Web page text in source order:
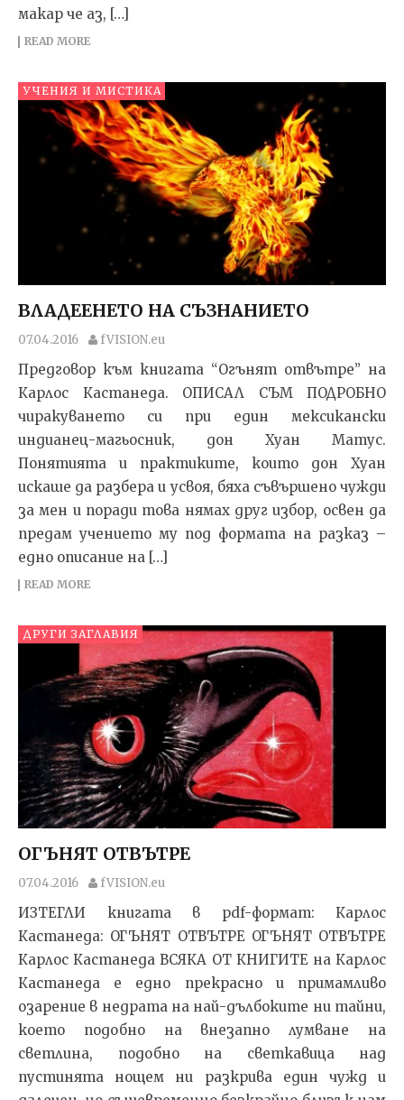
макар че аз, […]
READ MORE
УЧЕНИЯ И МИСТИКА
ВЛАДЕЕНЕТО НА СЪЗНАНИЕТО
07.04.2016 fVISION.eu
Предговор към книгата “Огънят отвътре” на
Карлос Кастанеда. ОПИСАЛ СЪМ ПОДРОБНО
чиракуването си при един мексикански
индианец-магьосник, дон Хуан Матус.
Понятията и практиките, които дон Хуан
искаше да разбера и усвоя, бяха съвършено чужди
за мен и пора­ди това нямах друг избор, освен да
предам учението му под формата на разказ –
едно описание на […]
READ MORE
ДРУГИ ЗАГЛАВИЯ
ОГЪНЯТ ОТВЪТРЕ
07.04.2016 fVISION.eu
ИЗТЕГЛИ книгата в pdf-формат: Карлос
Кастанеда: ОГЪНЯТ ОТВЪТРЕ ОГЪНЯТ ОТВЪТРЕ
Карлос Кастанеда ВСЯКА ОТ КНИГИТЕ на Карлос
Кастанеда е едно прекрасно и примамливо
озарение в недрата на най-дълбоките ни тайни,
което подобно на внезапно лумване на
светлина, подобно на светкавица над
пустинята нощем ни разкрива един чужд и